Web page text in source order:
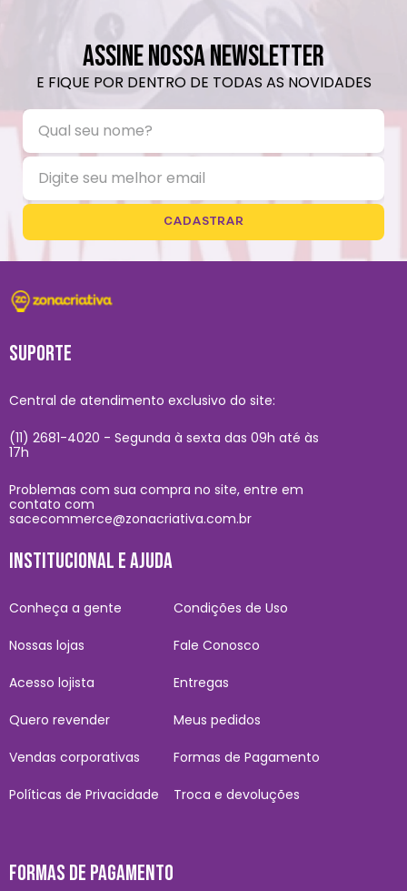
ASSINE NOSSA NEWSLETTER
E FIQUE POR DENTRO DE TODAS AS NOVIDADES
CADASTRAR
SUPORTE
Central de atendimento exclusivo do site:
(11) 2681-4020 - Segunda à sexta das 09h até às
17h
Problemas com sua compra no site, entre em
contato com
sacecommerce@zonacriativa.com.br
INSTITUCIONAL E AJUDA
Conheça a gente
Nossas lojas
Acesso lojista
Quero revender
Vendas corporativas
Políticas de Privacidade
Condições de Uso
Fale Conosco
Entregas
Meus pedidos
Formas de Pagamento
Troca e devoluções
FORMAS DE PAGAMENTO